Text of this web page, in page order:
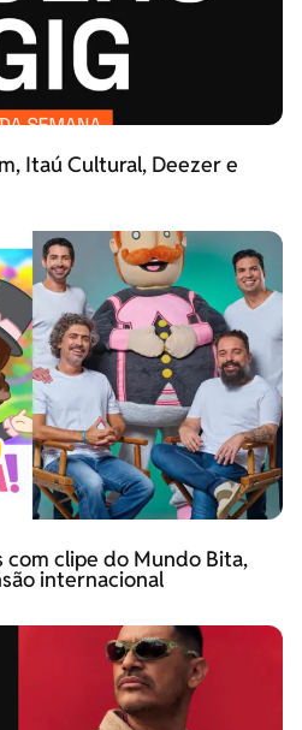
Itaú Cultural, Deezer e
com clipe do Mundo Bita,
internacional